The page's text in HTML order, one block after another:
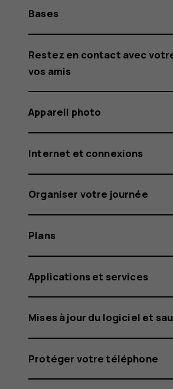
Bases
Restez en contact avec
vos amis
Appareil photo
Internet et connexions
Organiser votre journée
Plans
Applications et services
Mises à jour du logiciel et
Protéger votre téléphone